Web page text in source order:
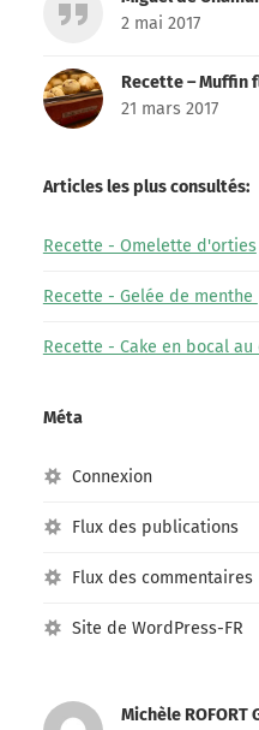
2 mai 2017
Recette – Muffin
21 mars 2017
Articles les plus consultés:
Recette - Omelette d'orties
Recette - Gelée de menthe
Recette - Cake en bocal
Méta
Connexion
Flux des publications
Flux des commentaires
Site de WordPress-FR
Michèle ROFORT